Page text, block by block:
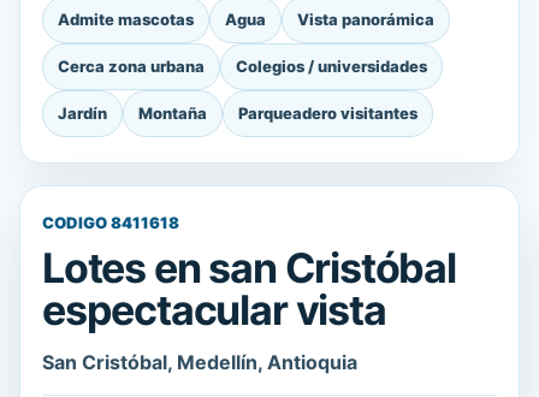
Admite mascotas Agua Vista panorámica
Cerca zona urbana Colegios / universidades
Jardín Montaña Parqueadero visitantes
CODIGO 8411618
Lotes en san Cristóbal
espectacular vista
San Cristóbal, Medellín, Antioquia